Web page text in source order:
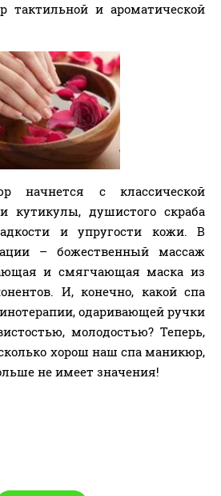
тактильной и ароматической
начнется с классической
кутикулы, душистого скраба
и упругости кожи. В
– божественный массаж
и смягчающая маска из
И, конечно, какой спа
одаривающей ручки
молодостью? Теперь,
хорош наш спа маникюр,
не имеет значения!